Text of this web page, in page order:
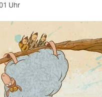
Uhr